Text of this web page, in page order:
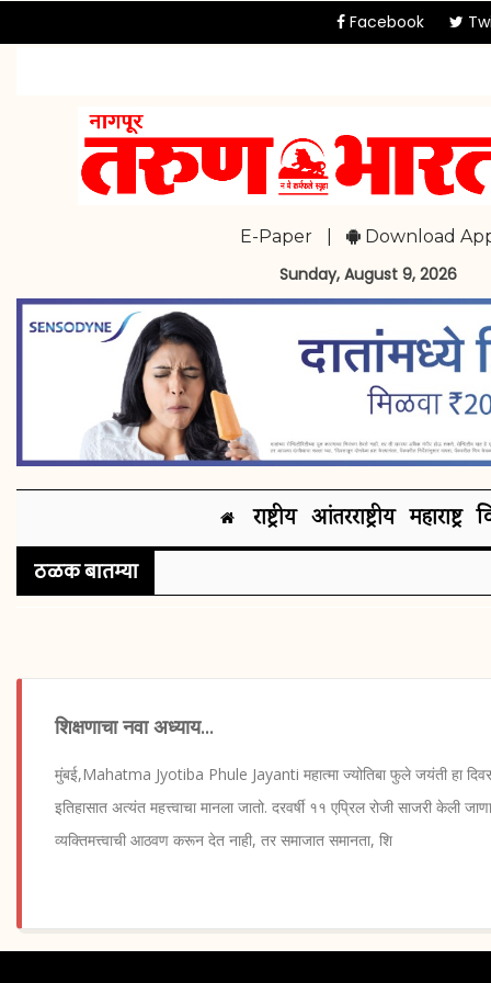
Facebook
E-Paper Download
Sunday, August 9, 2026
राष्ट्रीय आंतरराष्ट्रीय महाराष्ट्र
ठळक बातम्या
शिक्षणाचा नवा अध्याय...
मुंबई,Mahatma Jyotiba Phule Jayanti महात्मा ज्योतिबा फुले जयंती हा
इतिहासात अत्यंत महत्त्वाचा मानला जातो. दरवर्षी ११ एप्रिल रोजी साजरी केली
व्यक्तिमत्त्वाची आठवण करून देत नाही, तर समाजात समानता, शि